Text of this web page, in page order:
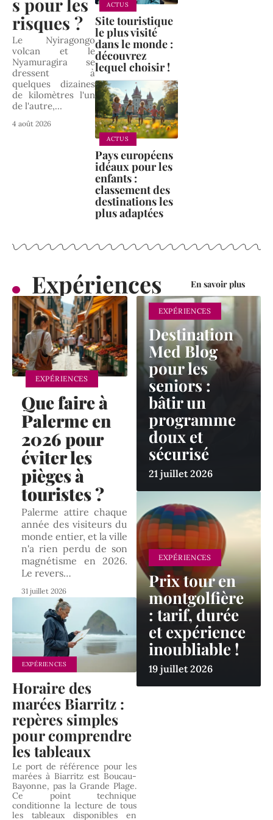
s pour les
risques ?
Le Nyiragongo
volcan et le
Nyamuragira se
dressent à
quelques dizaines
de kilomètres l'un
de l'autre,…
4 août 2026
ACTUS
Site touristique
le plus visité
dans le monde :
découvrez
lequel choisir !
ACTUS
Pays européens
idéaux pour les
enfants :
classement des
destinations les
plus adaptées
Expériences En savoir plus
EXPÉRIENCES
Que faire à
Palerme en
2026 pour
éviter les
pièges à
touristes ?
Palerme attire chaque
année des visiteurs du
monde entier, et la ville
n'a rien perdu de son
magnétisme en 2026.
Le revers…
31 juillet 2026
EXPÉRIENCES
Horaire des
marées Biarritz :
repères simples
pour comprendre
les tableaux
Le port de référence pour les
marées à Biarritz est Boucau-
Bayonne, pas la Grande Plage.
Ce point technique
conditionne la lecture de tous
les tableaux disponibles en
EXPÉRIENCES
Destination
Med Blog
pour les
seniors :
bâtir un
programme
doux et
sécurisé
21 juillet 2026
EXPÉRIENCES
Prix tour en
montgolfière
: tarif, durée
et expérience
inoubliable !
19 juillet 2026